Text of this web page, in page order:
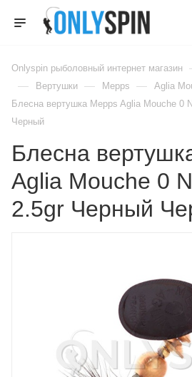
Onlyspin рыболовный интернет магазин
— Вертушки — Mepps — Aglia
Блесна вертушка Mepps Aglia Mouche 0
Черный
Блесна
Aglia Mouche 0
2.5gr Черный